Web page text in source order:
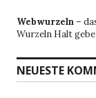
Webwurzeln–
Wurzeln Halt
NEUESTE